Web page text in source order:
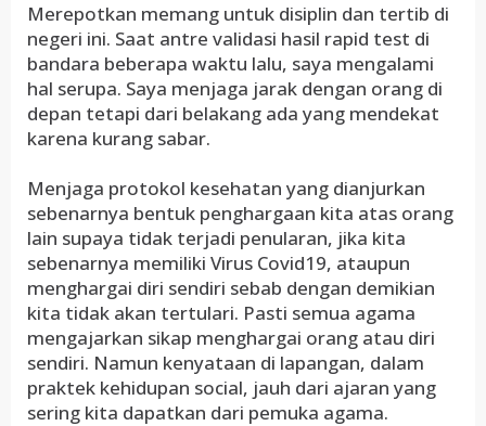
Merepotkan memang untuk disiplin dan tertib di
negeri ini. Saat antre validasi hasil rapid test di
bandara beberapa waktu lalu, saya mengalami
hal serupa. Saya menjaga jarak dengan orang di
depan tetapi dari belakang ada yang mendekat
karena kurang sabar.
Menjaga protokol kesehatan yang dianjurkan
sebenarnya bentuk penghargaan kita atas orang
lain supaya tidak terjadi penularan, jika kita
sebenarnya memiliki Virus Covid19, ataupun
menghargai diri sendiri sebab dengan demikian
kita tidak akan tertulari. Pasti semua agama
mengajarkan sikap menghargai orang atau diri
sendiri. Namun kenyataan di lapangan, dalam
praktek kehidupan social, jauh dari ajaran yang
sering kita dapatkan dari pemuka agama.